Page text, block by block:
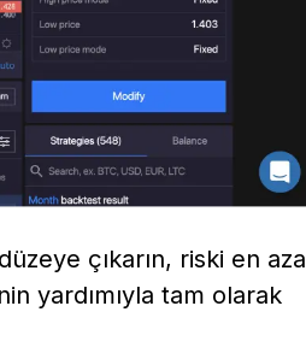
çıkarın, riski en aza
yardımıyla tam olarak